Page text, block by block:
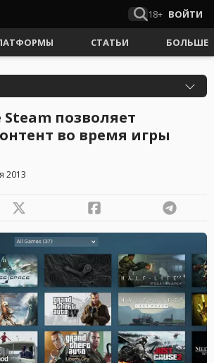
18+ ВОЙТИ
СТАТЬИ БОЛЬШЕ
позволяет
во время игры
2013